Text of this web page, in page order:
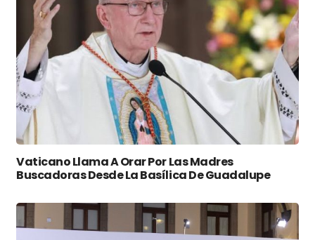
Vaticano Llama A Orar Por Las Madres
Buscadoras Desde La Basílica De Guadalupe